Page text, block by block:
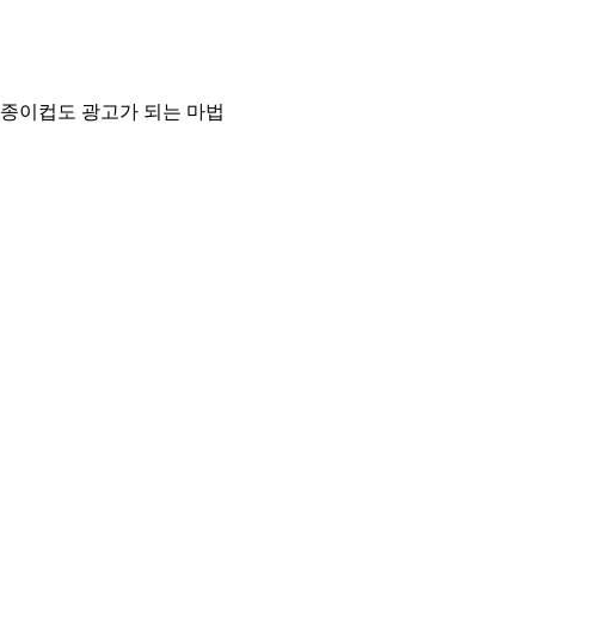
종이컵도 광고가 되는 마법